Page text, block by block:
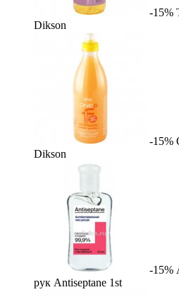
-15%
Dikson
-15%
Dikson
-15%
рук Antiseptane 1st